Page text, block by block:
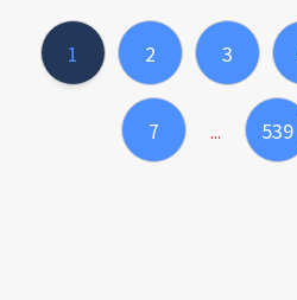
1 2 3
7 ... 539